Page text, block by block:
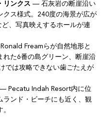
リンクス — 石灰岩の断崖沿い
クス様式。240度の海景が広が
、写真映えするホールが連
Freamらが自然地形と
れた6番の島グリーン、断崖沿
では攻略できない歯ごたえが
— Pecatu Indah Resort内に位
ランド・ビーチにも近く、観